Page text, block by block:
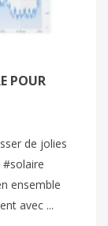
POUR
de jolies
ensemble
avec ...